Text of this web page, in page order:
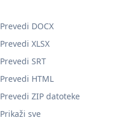
Prevedi DOCX
Prevedi XLSX
Prevedi SRT
Prevedi HTML
Prevedi ZIP datoteke
Prikaži sve